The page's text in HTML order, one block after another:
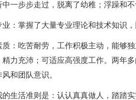
中一步步走过，脱离了幼稚；浮躁和
掌握了大量专业理论和技术知识，
吃苦耐劳，工作积极主动，能够独
精力充沛；可适应高强度工作。两年
和团队意识。
活准则是：认认真真做人，踏踏实